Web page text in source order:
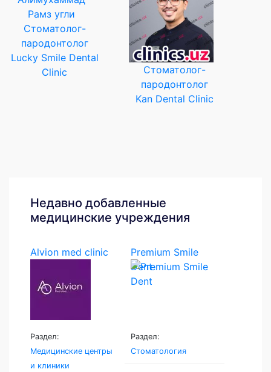
Стоматолог-
пародонтолог
Lucky Smile Dental
Clinic
Стоматолог-
пародонтолог
Kan Dental Clinic
Недавно добавленные
медицинские учреждения
Alvion med clinic
Раздел:
Медицинские центры
и клиники
Premium Smile
Dent
Раздел:
Стоматология